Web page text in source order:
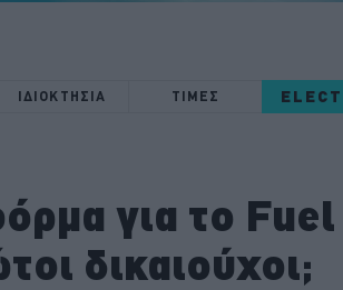
ΙΔΙΟΚΤΗΣΙΑ ΤΙΜΕΣ
για το
δικαιούχοι;